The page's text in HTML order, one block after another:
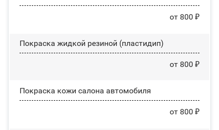
от 800 ₽
Покраска жидкой резиной (пластидип)
от 800 ₽
Покраска кожи салона автомобиля
от 800 ₽